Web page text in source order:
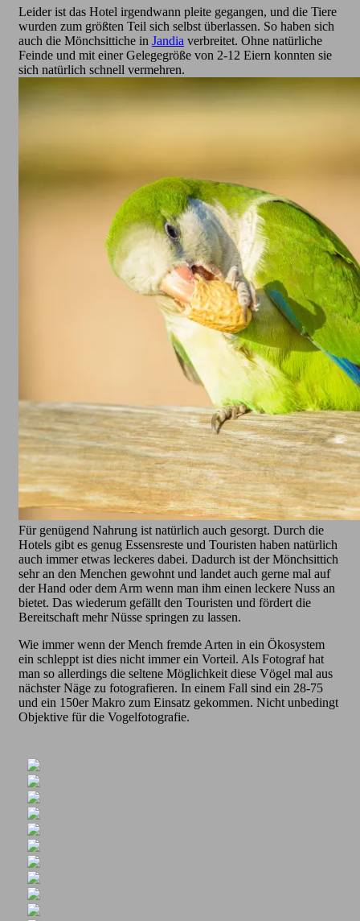
Leider ist das Hotel irgendwann pleite gegangen, und die Tiere
wurden zum größten Teil sich selbst überlassen. So haben sich
auch die Mönchsittiche in Jandia verbreitet. Ohne natürliche
Feinde und mit einer Gelegegröße von 2-12 Eiern konnten sie
sich natürlich schnell vermehren.
Für genügend Nahrung ist natürlich auch gesorgt. Durch die
Hotels gibt es genug Essensreste und Touristen haben natürlich
auch immer etwas leckeres dabei. Dadurch ist der Mönchsittich
sehr an den Menchen gewohnt und landet auch gerne mal auf
der Hand oder dem Arm wenn man ihm einen leckere Nuss an
bietet. Das wiederum gefällt den Touristen und fördert die
Bereitschaft mehr Nüsse springen zu lassen.
Wie immer wenn der Mench fremde Arten in ein Ökosystem
ein schleppt ist dies nicht immer ein Vorteil. Als Fotograf hat
man so allerdings die seltene Möglichkeit diese Vögel mal aus
nächster Näge zu fotografieren. In einem Fall sind ein 28-75
und ein 150er Makro zum Einsatz gekommen. Nicht unbedingt
Objektive für die Vogelfotografie.